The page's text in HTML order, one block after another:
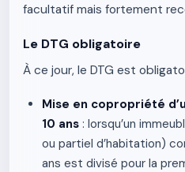
facultatif mais fortement
Le DTG obligatoire
À ce jour, le DTG est
Mise en copropriété
10 ans : lorsqu’un
ou partiel d’habitation)
ans est divisé pour la